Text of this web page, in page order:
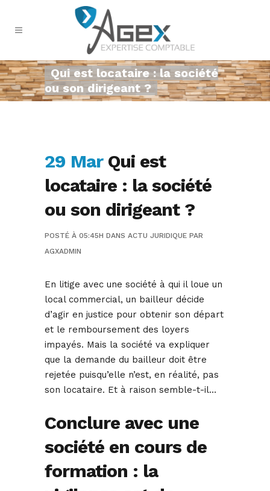
Qui est locataire : la société
ou son dirigeant ?
29 MarQui est
locataire : la société
ou son dirigeant ?
POSTÉ À 05:45H DANS ACTU JURIDIQUE PAR
AGXADMIN
En litige avec une société à qui il loue un
local commercial, un bailleur décide
d’agir en justice pour obtenir son départ
et le remboursement des loyers
impayés. Mais la société va expliquer
que la demande du bailleur doit être
rejetée puisqu’elle n’est, en réalité, pas
son locataire. Et à raison semble-t-il…
Conclure avec une
société en cours de
formation : la